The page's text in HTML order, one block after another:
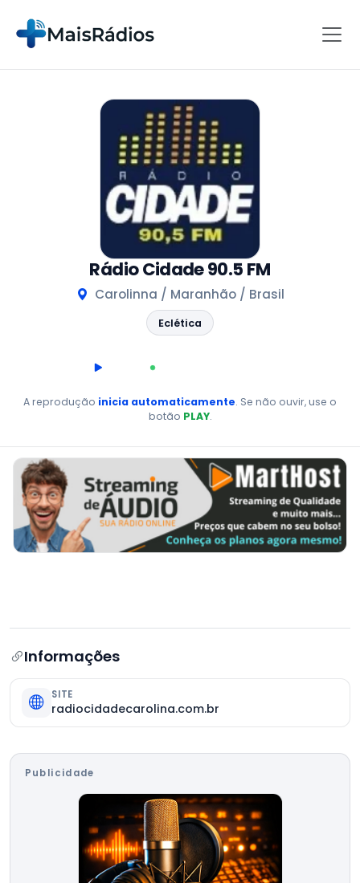
Rádio Cidade 90.5 FM
Carolinna / Maranhão / Brasil
Eclética
AO VIVO
A reprodução inicia automaticamente. Se não ouvir, use o
botão PLAY.
Informações
SITE
radiocidadecarolina.com.br
Publicidade